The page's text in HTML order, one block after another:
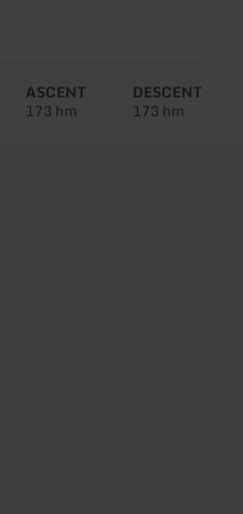
ASCENT
173 hm
DESCENT
173 hm